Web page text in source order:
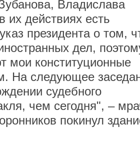
Владислава
действиях есть
президента о том,
дел,
мои конституционные
На следующее
судебного
чем сегодня", –
покинул